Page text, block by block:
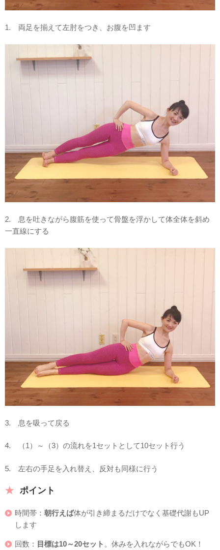
1. 両足を揃えて左肘をつき、お腹を凹ます
2. 息を吐きながら腹筋を使って骨盤を浮かして体全体を斜め
一直線にする
3. 息を吸って戻る
4. （1）～（3）の流れを1セットとして10セット行う
5. 左右の手足を入れ替え、反対も同様に行う
ポイント
時間帯： 朝行えば体が引き締まるだけでなく基礎代謝もUP
します
回数： 目標は10～20セット 。休みを入れながらでもOK！